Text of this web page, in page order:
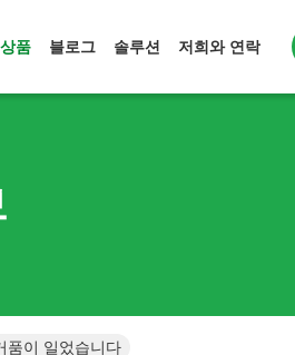
상품 블로그 솔루션 저희와 연락
품이 일었습니다